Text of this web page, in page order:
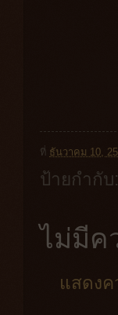
ที่ ธันวาคม 10,
ป้ายกำกับ:
ไม่มีค
แสดง